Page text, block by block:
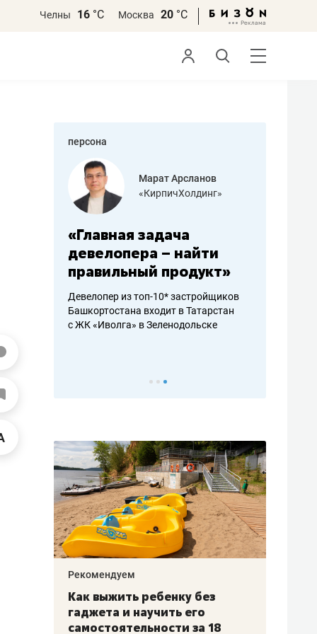
Челны 16 °С Москва 20 °С
персона
Марат Арсланов
«КирпичХолдинг»
«Главная задача
девелопера – найти
правильный продукт»
Девелопер из топ-10* застройщиков
Башкортостана входит в Татарстан
с ЖК «Иволга» в Зеленодольске
–
Рекомендуем
Как выжить ребенку без
гаджета и научить его
самостоятельности за 18